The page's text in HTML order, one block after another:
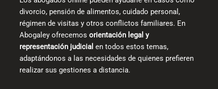
divorcio, pensión de alimentos, cuidado personal,
régimen de visitas y otros conflictos familiares. En
Abogaley ofrecemos orientación legal y
representación judicial en todos estos temas,
adaptándonos a las necesidades de quienes prefieren
realizar sus gestiones a distancia.